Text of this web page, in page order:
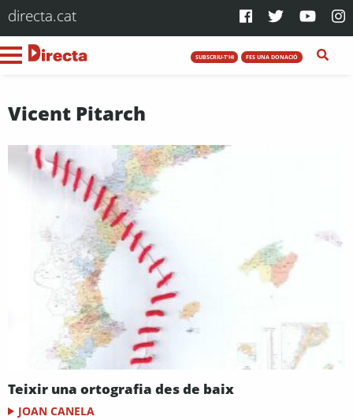
directa.cat
SUBSCRIU-T'HI FES UNA DONACIÓ
Vicent Pitarch
Teixir una ortografia des de baix
JOAN CANELA